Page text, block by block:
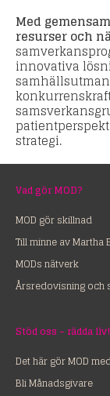
Med
resurser och
innovativa
strategi.
Vad gör MOD?
MOD gör skillnad
Till minne av Martha
MODs nätverk
Årsredovisning och
Stöd oss – rädda liv!
Det här gör MOD
Bli Månadsgivare